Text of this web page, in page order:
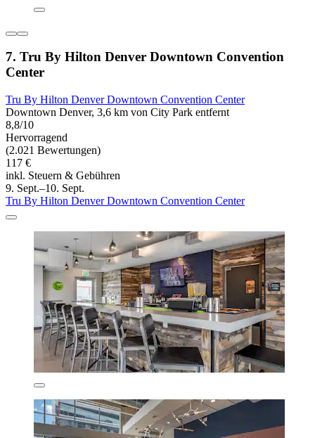
7. Tru By Hilton Denver Downtown Convention
Center
Tru By Hilton Denver Downtown Convention Center
Downtown Denver, 3,6 km von City Park entfernt
8,8/10
Hervorragend
(2.021 Bewertungen)
117 €
inkl. Steuern & Gebühren
9. Sept.–10. Sept.
Tru By Hilton Denver Downtown Convention Center